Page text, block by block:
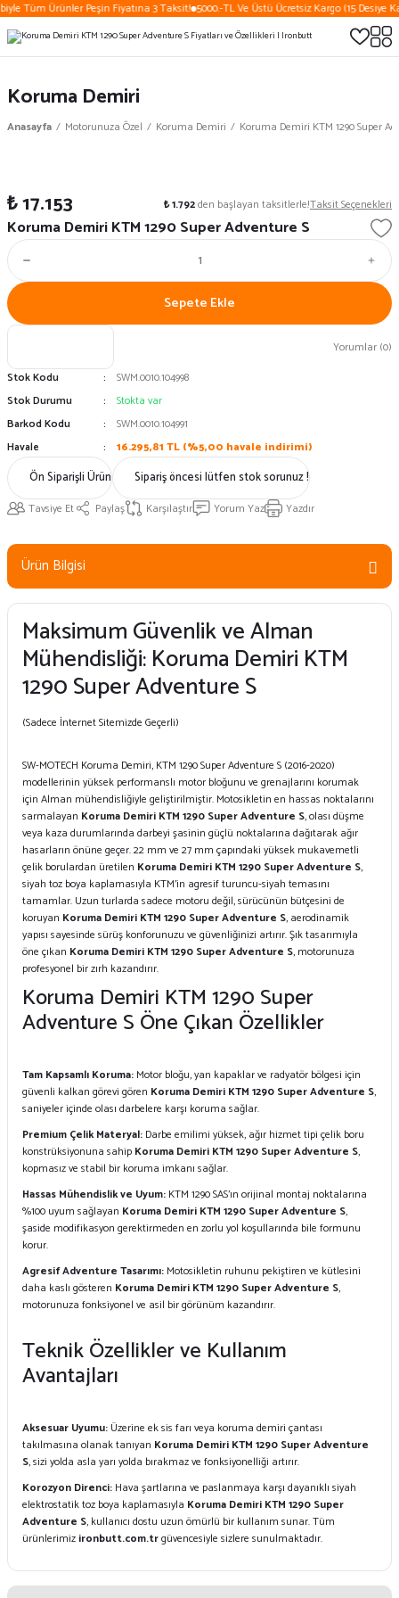
Tüm Ürünler Peşin Fiyatına 3 Taksit! 5000.-TL Ve Üstü Ücretsiz Kargo (15 Desiye
Koruma Demiri
Anasayfa Motorunuza Özel Koruma Demiri Koruma Demiri KTM 1290 Super
Yorumlar (0)
Koruma Demiri KTM 1290 Super Adventure S
₺ 17.153 ₺ 1.792den başlayan taksitlerle!Taksit Seçenekleri
Stok Kodu
SWM.0010.104998
Stok Durumu
Stokta var
Barkod Kodu
SWM.0010.104991
Havale
16.295,81 TL (%5,00 havale indirimi)
Sepete Ekle
Ön Siparişli Ürün Sipariş öncesi lütfen stok sorunuz !
Tavsiye Et Paylaş Karşılaştır Yorum Yaz Yazdır
Ürün Bilgisi
Maksimum Güvenlik ve Alman
Mühendisliği: Koruma Demiri KTM
1290 Super Adventure S
(Sadece İnternet Sitemizde Geçerli)
SW-MOTECH Koruma Demiri, KTM 1290 Super Adventure S (2016-2020)
modellerinin yüksek performanslı motor bloğunu ve grenajlarını korumak
için Alman mühendisliğiyle geliştirilmiştir. Motosikletin en hassas noktalarını
sarmalayan Koruma Demiri KTM 1290 Super Adventure S, olası düşme
veya kaza durumlarında darbeyi şasinin güçlü noktalarına dağıtarak ağır
hasarların önüne geçer. 22 mm ve 27 mm çapındaki yüksek mukavemetli
çelik borulardan üretilen Koruma Demiri KTM 1290 Super Adventure S,
siyah toz boya kaplamasıyla KTM'in agresif turuncu-siyah temasını
tamamlar. Uzun turlarda sadece motoru değil, sürücünün bütçesini de
koruyan Koruma Demiri KTM 1290 Super Adventure S, aerodinamik
yapısı sayesinde sürüş konforunuzu ve güvenliğinizi artırır. Şık tasarımıyla
öne çıkan Koruma Demiri KTM 1290 Super Adventure S, motorunuza
profesyonel bir zırh kazandırır.
Koruma Demiri KTM 1290 Super
Adventure S Öne Çıkan Özellikler
Tam Kapsamlı Koruma: Motor bloğu, yan kapaklar ve radyatör bölgesi için
güvenli kalkan görevi gören Koruma Demiri KTM 1290 Super Adventure S,
saniyeler içinde olası darbelere karşı koruma sağlar.
Premium Çelik Materyal: Darbe emilimi yüksek, ağır hizmet tipi çelik boru
konstrüksiyonuna sahip Koruma Demiri KTM 1290 Super Adventure S,
kopmasız ve stabil bir koruma imkanı sağlar.
Hassas Mühendislik ve Uyum: KTM 1290 SAS'ın orijinal montaj noktalarına
%100 uyum sağlayan Koruma Demiri KTM 1290 Super Adventure S,
şaside modifikasyon gerektirmeden en zorlu yol koşullarında bile formunu
korur.
Agresif Adventure Tasarımı: Motosikletin ruhunu pekiştiren ve kütlesini
daha kaslı gösteren Koruma Demiri KTM 1290 Super Adventure S,
motorunuza fonksiyonel ve asil bir görünüm kazandırır.
Teknik Özellikler ve Kullanım
Avantajları
Aksesuar Uyumu: Üzerine ek sis farı veya koruma demiri çantası
takılmasına olanak tanıyan Koruma Demiri KTM 1290 Super Adventure
S, sizi yolda asla yarı yolda bırakmaz ve fonksiyonelliği artırır.
Korozyon Direnci: Hava şartlarına ve paslanmaya karşı dayanıklı siyah
elektrostatik toz boya kaplamasıyla Koruma Demiri KTM 1290 Super
Adventure S, kullanıcı dostu uzun ömürlü bir kullanım sunar. Tüm
ürünlerimiz ironbutt.com.trgüvencesiyle sizlere sunulmaktadır.